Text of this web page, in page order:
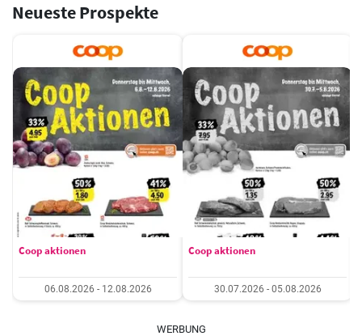
Neueste Prospekte
Coop aktionen
06.08.2026 - 12.08.2026
Coop aktionen
30.07.2026 - 05.08.2026
WERBUNG